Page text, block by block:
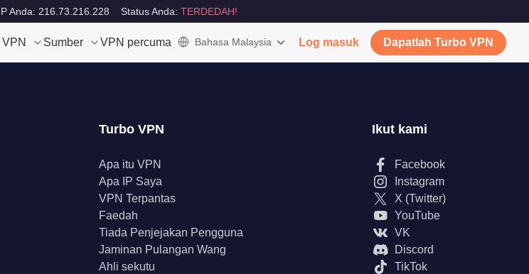
Anda: 216.73.216.228 Status Anda: TERDEDAH!
Sumber VPN percuma Bahasa Malaysia Log masuk Dapatlah Turbo VPN
Turbo VPN
Apa itu VPN
Apa IP Saya
VPN Terpantas
Faedah
Tiada Penjejakan Pengguna
Jaminan Pulangan Wang
Ahli sekutu
Ikut kami
Facebook
Instagram
X (Twitter)
YouTube
VK
Discord
TikTok